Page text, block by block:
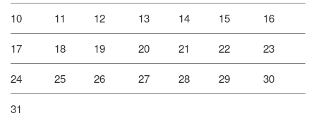
10 11 12 13 14 15 16
17 18 19 20 21 22 23
24 25 26 27 28 29 30
31